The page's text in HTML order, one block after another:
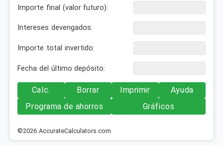
Importe final (valor futuro):
Intereses devengados:
Importe total invertido:
Fecha del último depósito:
Calc. Borrar Imprimir
Ayuda
Programa de ahorros
Gráficos
©2026 AccurateCalculators.com